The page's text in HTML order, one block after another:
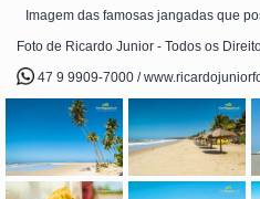
Imagem das famosas jangadas que
Foto de Ricardo Junior - Todos os
47 9 9909-7000 /